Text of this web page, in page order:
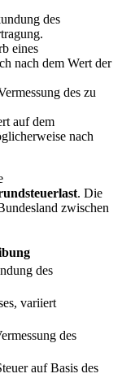
des
eines
nach dem Wert der
des zu
auf dem
nach
. Die
zwischen
des
variiert
des
auf Basis des